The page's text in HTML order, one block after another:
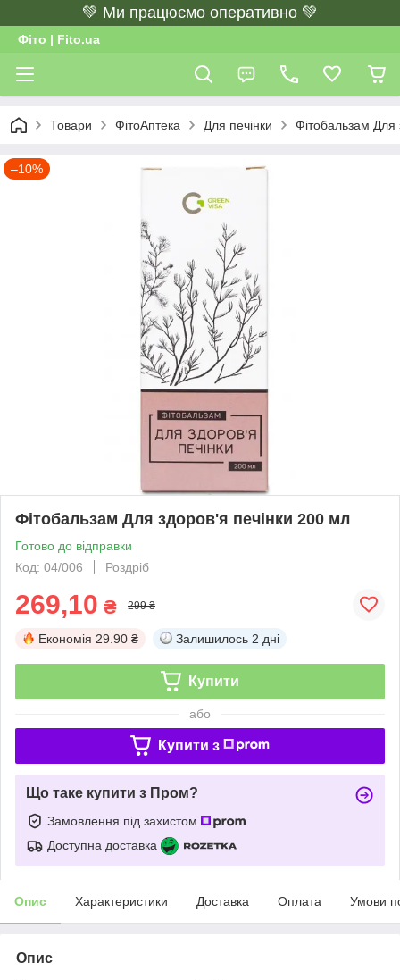
💚 Ми працюємо оперативно 💚
Фіто | Fito.ua
Товари ФітоАптека Для печінки Фітобальзам Для
–10%
Фітобальзам Для здоров'я печінки 200 мл
Готово до відправки
Код: 04/006
Роздріб
269,10 ₴ 299 ₴
Економія 29.90 ₴ Залишилось 2 дні
Купити
або
Купити з
Що таке купити з Пром?
Замовлення під захистом
Доступна доставка
Опис Характеристики Доставка Оплата Умови
Опис